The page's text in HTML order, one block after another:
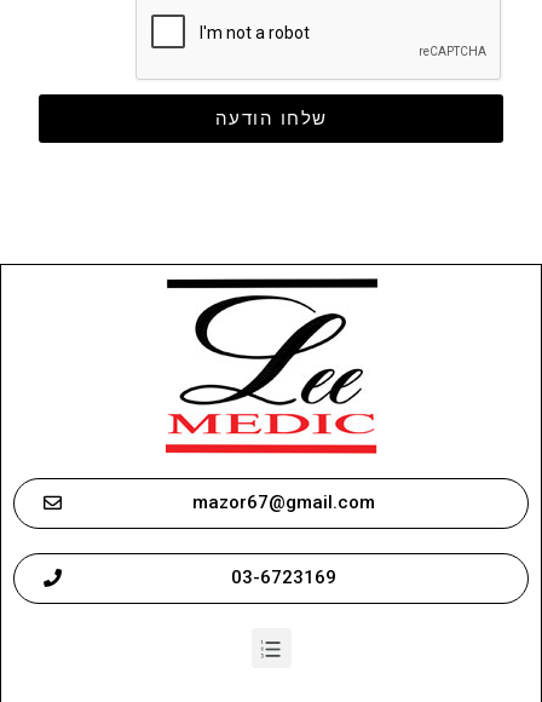
שלחו הודעה
mazor67@gmail.com
03-6723169